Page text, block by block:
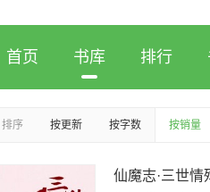
首页 书库 排行
排序 按更新 按字数 按销量
仙魔志·三世情